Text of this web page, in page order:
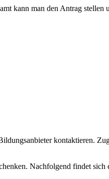
kann man den Antrag stellen
kontaktieren.
Nachfolgend findet sich